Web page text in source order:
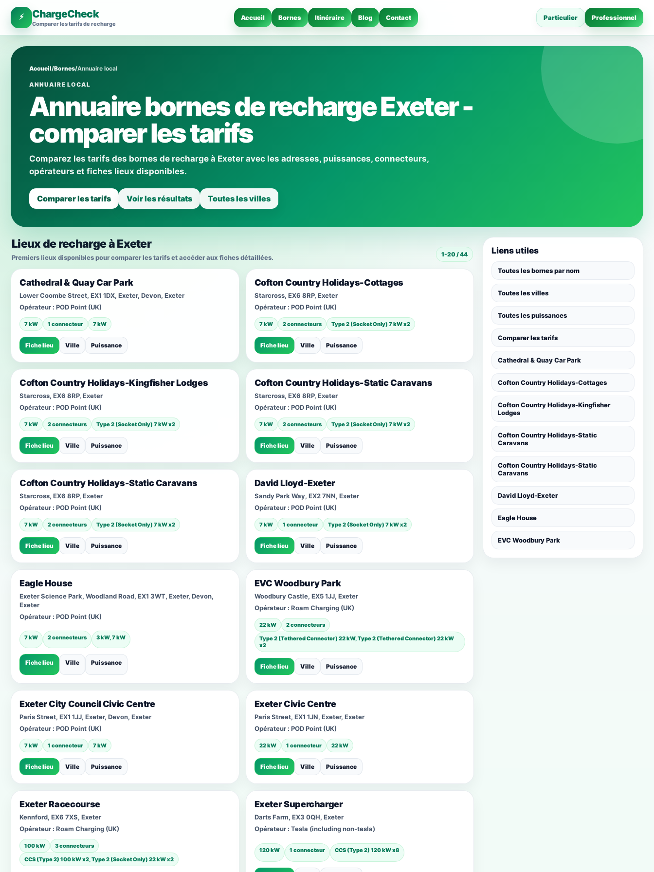
⚡ ChargeCheck
Comparer les tarifs de recharge
Accueil Bornes Itinéraire Blog Contact Particulier Professionnel
Accueil/Bornes/Annuaire local
ANNUAIRE LOCAL
Annuaire bornes de recharge Exeter -
comparer les tarifs
Comparez les tarifs des bornes de recharge à Exeter avec les adresses, puissances, connecteurs,
opérateurs et fiches lieux disponibles.
Comparer les tarifs Voir les résultats Toutes les villes
Lieux de recharge à Exeter
Premiers lieux disponibles pour comparer les tarifs et accéder aux fiches détaillées. 1-20 / 44
Cathedral & Quay Car Park
Lower Coombe Street, EX1 1DX, Exeter, Devon, Exeter
Opérateur : POD Point (UK)
7 kW 1 connecteur 7 kW
Fiche lieu Ville Puissance
Cofton Country Holidays-Cottages
Starcross, EX6 8RP, Exeter
Opérateur : POD Point (UK)
7 kW 2 connecteurs Type 2 (Socket Only) 7 kW x2
Fiche lieu Ville Puissance
Cofton Country Holidays-Kingfisher Lodges
Starcross, EX6 8RP, Exeter
Opérateur : POD Point (UK)
7 kW 2 connecteurs Type 2 (Socket Only) 7 kW x2
Fiche lieu Ville Puissance
Cofton Country Holidays-Static Caravans
Starcross, EX6 8RP, Exeter
Opérateur : POD Point (UK)
7 kW 2 connecteurs Type 2 (Socket Only) 7 kW x2
Fiche lieu Ville Puissance
Cofton Country Holidays-Static Caravans
Starcross, EX6 8RP, Exeter
Opérateur : POD Point (UK)
7 kW 2 connecteurs Type 2 (Socket Only) 7 kW x2
Fiche lieu Ville Puissance
David Lloyd-Exeter
Sandy Park Way, EX2 7NN, Exeter
Opérateur : POD Point (UK)
7 kW 1 connecteur Type 2 (Socket Only) 7 kW x2
Fiche lieu Ville Puissance
Eagle House
Exeter Science Park, Woodland Road, EX1 3WT, Exeter, Devon,
Exeter
Opérateur : POD Point (UK)
7 kW 2 connecteurs 3 kW, 7 kW
Fiche lieu Ville Puissance
EVC Woodbury Park
Woodbury Castle, EX5 1JJ, Exeter
Opérateur : Roam Charging (UK)
22 kW
2 connecteurs
Type 2 (Tethered Connector) 22 kW, Type 2 (Tethered Connector) 22 kW
x2
Fiche lieu Ville Puissance
Exeter City Council Civic Centre
Paris Street, EX1 1JJ, Exeter, Devon, Exeter
Opérateur : POD Point (UK)
7 kW 1 connecteur 7 kW
Fiche lieu Ville Puissance
Exeter Civic Centre
Paris Street, EX1 1JN, Exeter, Exeter
Opérateur : POD Point (UK)
22 kW 1 connecteur 22 kW
Fiche lieu Ville Puissance
Exeter Racecourse
Kennford, EX6 7XS, Exeter
Opérateur : Roam Charging (UK)
100 kW
3 connecteurs
CCS (Type 2) 100 kW x2, Type 2 (Socket Only) 22 kW x2
Exeter Supercharger
Darts Farm, EX3 0QH, Exeter
Opérateur : Tesla (including non-tesla)
120 kW 1 connecteur CCS (Type 2) 120 kW x8
Liens utiles
Toutes les bornes par nom
Toutes les villes
Toutes les puissances
Comparer les tarifs
Cathedral & Quay Car Park
Cofton Country Holidays-Cottages
Cofton Country Holidays-Kingfisher
Lodges
Cofton Country Holidays-Static
Caravans
Cofton Country Holidays-Static
Caravans
David Lloyd-Exeter
Eagle House
EVC Woodbury Park